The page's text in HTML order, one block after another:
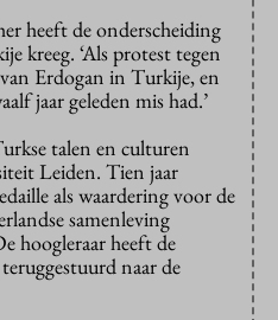
heeft de onderscheiding
kreeg. ‘Als protest tegen
Erdogan in Turkije, en
jaar geleden mis had.’
talen en culturen
Leiden. Tien jaar
als waardering voor de
samenleving
hoogleraar heeft de
naar de